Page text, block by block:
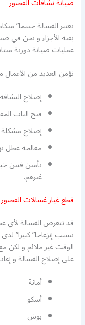
صيانة نشافات القصور
تعتبر الغسالة جسما”
بقية الأجزاء و نحن في
عمليات صيانة دورية
نؤمن العديد من الأعمال
إصلاح
فتح الباب
إصلاح
معالجة عطل
تأمين فنين
غيرهم.
قطع غيار غسالات القصور
قد تتعرض الغسالة لأي
يسبب إنزعاجا” كبيرا”
على إصلاح الغسالة و
أمانة
أسكو
بوش